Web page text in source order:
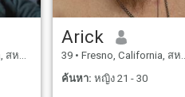
จากแคลิฟอร์เนีย
คนผอม !!!! แต่อบอุ่นและเป็น
มิตร !!!
มริกา
Arick
39 • Fresno, California, สหรัฐอเมริกา
ค้นหา: หญิง 21 - 30